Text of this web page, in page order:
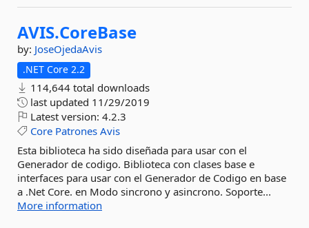
AVIS.CoreBase
by: JoseOjedaAvis
.NET Core 2.2
114,644 total downloads
last updated 11/29/2019
Latest version: 4.2.3
Core Patrones Avis
Esta biblioteca ha sido diseñada para usar con el
Generador de codigo. Biblioteca con clases base e
interfaces para usar con el Generador de Codigo en base
a .Net Core. en Modo sincrono y asincrono. Soporte...
More information